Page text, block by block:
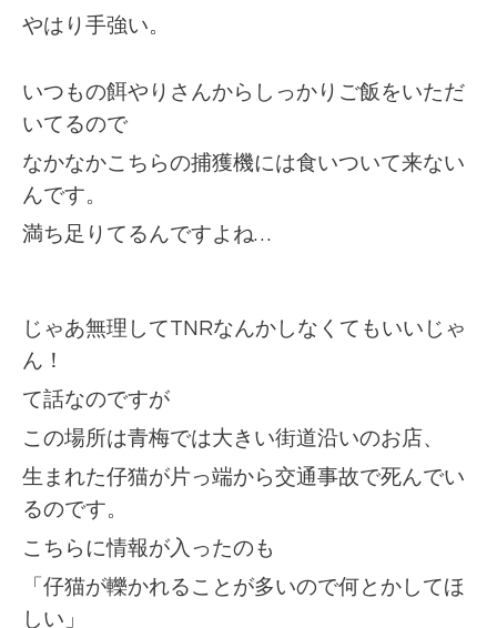
やはり手強い。
いつもの餌やりさんからしっかりご飯をいただ
いてるので
なかなかこちらの捕獲機には食いついて来ない
んです。
満ち足りてるんですよね…
じゃあ無理してTNRなんかしなくてもいいじゃ
ん！
て話なのですが
この場所は青梅では大きい街道沿いのお店、
生まれた仔猫が片っ端から交通事故で死んでい
るのです。
こちらに情報が入ったのも
「仔猫が轢かれることが多いので何とかしてほ
しい」